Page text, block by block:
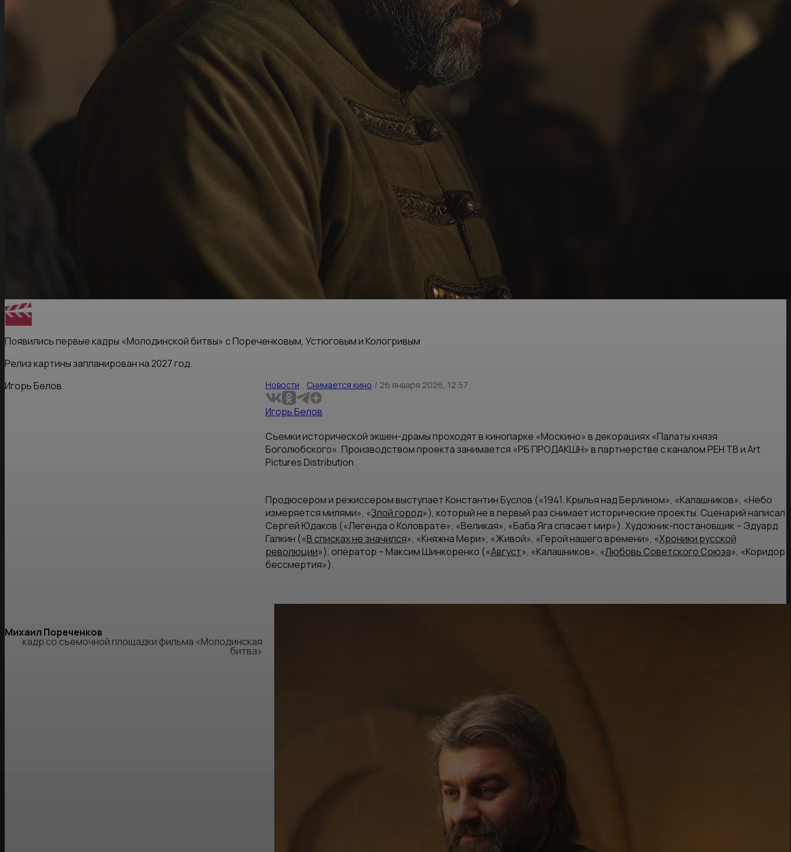
Появились первые кадры «Молодинской битвы» с Пореченковым, Устюговым и Кологривым
Релиз картины запланирован на 2027 год.
Игорь Белов
Новости , Снимается кино / 26 января 2026, 12:57
Игорь Белов
Съемки исторической экшен-драмы проходят в кинопарке «Москино» в декорациях «Палаты князя
Боголюбского». Производством проекта занимается «РБ ПРОДАКШН» в партнерстве с каналом РЕН ТВ и Art
Pictures Distribution.
Продюсером и режиссером выступает Константин Буслов («1941. Крылья над Берлином», «Калашников», «Небо
измеряется милями», «Злой город»), который не в первый раз снимает исторические проекты. Сценарий написал
Сергей Юдаков («Легенда о Коловрате», «Великая», «Баба Яга спасает мир»). Художник-постановщик – Эдуард
Галкин («В списках не значился», «Княжна Мери», «Живой», «Герой нашего времени», «Хроники русской
революции»), оператор – Максим Шинкоренко («Август», «Калашников», «Любовь Советского Союза», «Коридор
бессмертия»).
Михаил Пореченков
кадр со съемочной площадки фильма «Молодинская
битва»